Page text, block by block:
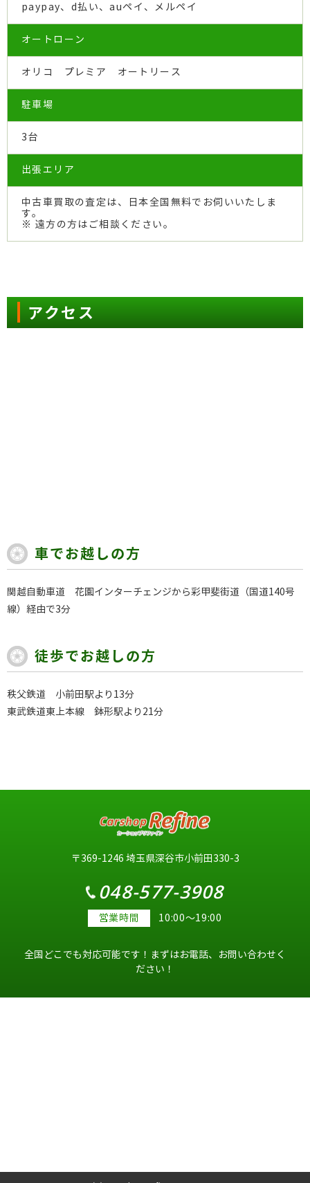
paypay、d払い、auペイ、メルペイ
オートローン
オリコ プレミア オートリース
駐車場
3台
出張エリア
中古車買取の査定は、日本全国無料でお伺いいたしま
す。
※ 遠方の方はご相談ください。
アクセス
車でお越しの方
関越自動車道 花園インターチェンジから彩甲斐街道（国道140号
線）経由で3分
徒歩でお越しの方
秩父鉄道 小前田駅より13分
東武鉄道東上本線 鉢形駅より21分
〒369-1246 埼玉県深谷市小前田330-3
048-577-3908
営業時間 10:00～19:00
全国どこでも対応可能です！まずはお電話、お問い合わせく
ださい！